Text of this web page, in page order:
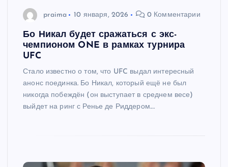
praima 10 января, 2026 0 Комментарии
Бо Никал будет сражаться с экс-
чемпионом ONE в рамках турнира
UFC
Стало известно о том, что UFC выдал интересный
анонс поединка. Бо Никал, который ещё не был
никогда побеждён (он выступает в среднем весе)
выйдет на ринг с Ренье де Риддером.…